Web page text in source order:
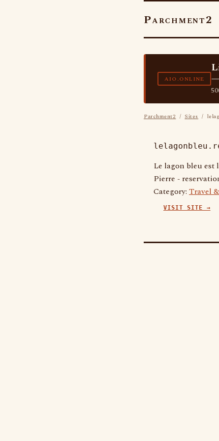
Parchment2
AIO.ONLINE
Parchment2 / Sites /
Le lagon bleu est
Pierre -
Category: Travel
VISIT SITE →